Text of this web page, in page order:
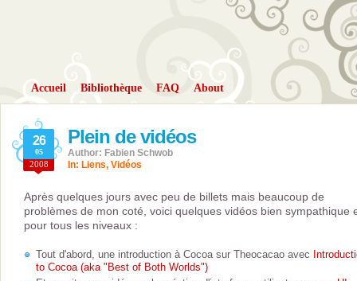
Accueil Bibliothèque FAQ About
Plein de vidéos
26
05
2008
Author: Fabien Schwob
In: Liens, Vidéos
Après quelques jours avec peu de billets mais beaucoup de
problèmes de mon coté, voici quelques vidéos bien sympathique
pour tous les niveaux :
Tout d'abord, une introduction à Cocoa sur Theocacao avec
to Cocoa (aka "Best of Both Worlds")